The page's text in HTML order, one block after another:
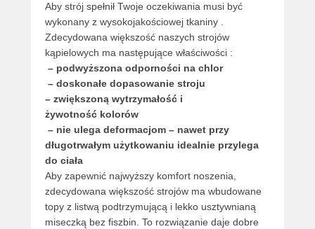
Aby strój spełnił Twoje oczekiwania musi być
wykonany z wysokojakościowej tkaniny .
Zdecydowana większość naszych strojów
kąpielowych ma następujące właściwości :
– podwyższona odporności na chlor
– doskonałe dopasowanie stroju
– zwiększoną wytrzymałość i
żywotność kolorów
– nie ulega deformacjom – nawet przy
długotrwałym użytkowaniu idealnie przylega
do ciała
Aby zapewnić najwyższy komfort noszenia,
zdecydowana większość strojów ma wbudowane
topy z listwą podtrzymującą i lekko usztywnianą
miseczką bez fiszbin. To rozwiązanie daje dobre